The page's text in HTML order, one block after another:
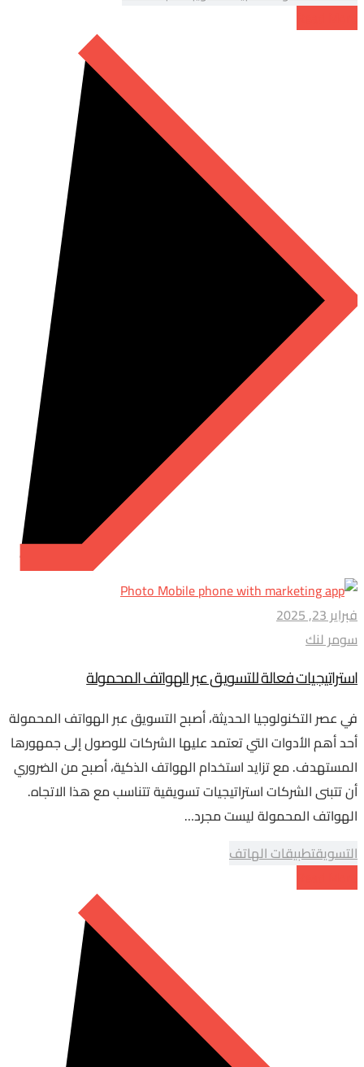
فبراير 23, 2025
سومر لنك
استراتيجيات فعالة للتسويق عبر الهواتف المحمولة
في عصر التكنولوجيا الحديثة، أصبح التسويق عبر الهواتف المحمولة
أحد أهم الأدوات التي تعتمد عليها الشركات للوصول إلى جمهورها
المستهدف. مع تزايد استخدام الهواتف الذكية، أصبح من الضروري
أن تتبنى الشركات استراتيجيات تسويقية تتناسب مع هذا الاتجاه.
الهواتف المحمولة ليست مجرد…
التسويقتطبيقات الهاتف